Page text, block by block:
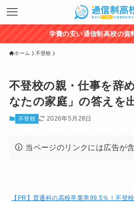
学費の安い通信制高校の資
ホーム 不登校
不登校の親・仕事を辞
なたの家庭」の答えを
不登校 2026年5月28日
当ページのリンクには広告が
【PR】普通科の高校卒業率99.5％！不登